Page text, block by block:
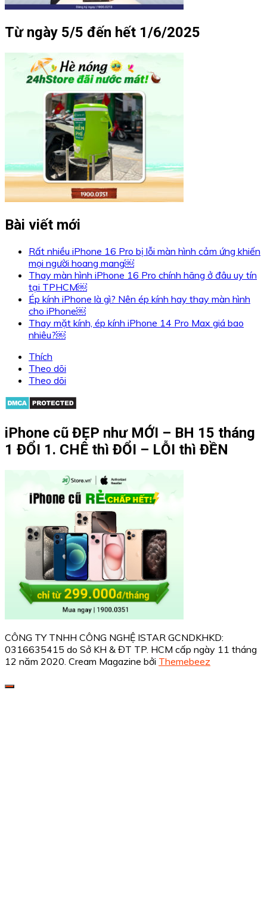
Từ ngày 5/5 đến hết 1/6/2025
Bài viết mới
Rất nhiều iPhone 16 Pro bị lỗi màn hình cảm ứng khiến
mọi người hoang mang￼
Thay màn hình iPhone 16 Pro chính hãng ở đâu uy tín
tại TPHCM￼
Ép kính iPhone là gì? Nên ép kính hay thay màn hình
cho iPhone￼
Thay mặt kính, ép kính iPhone 14 Pro Max giá bao
nhiêu?￼
Thích
Theo dõi
Theo dõi
iPhone cũ ĐẸP như MỚI – BH 15 tháng
1 ĐỔI 1. CHÊ thì ĐỔI – LỖI thì ĐỀN
CÔNG TY TNHH CÔNG NGHỆ ISTAR GCNDKHKD:
0316635415 do Sở KH & ĐT TP. HCM cấp ngày 11 tháng
12 năm 2020. Cream Magazine bởi Themebeez